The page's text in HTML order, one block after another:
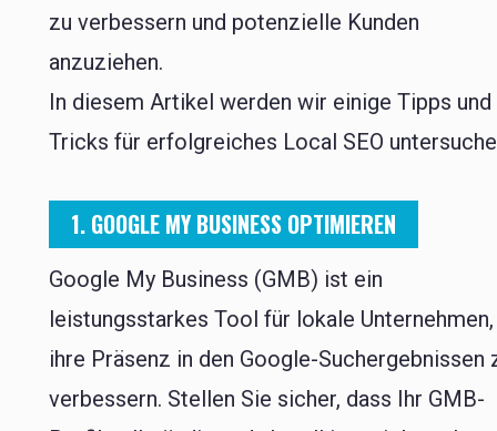
zu verbessern und potenzielle Kunden
anzuziehen.
In diesem Artikel werden wir einige Tipps und
Tricks für erfolgreiches Local SEO
1. GOOGLE MY BUSINESS OPTIMIEREN
Google My Business (GMB) ist ein
leistungsstarkes Tool für lokale
ihre Präsenz in den Google-Suchergebnissen
verbessern. Stellen Sie sicher, dass Ihr GMB-